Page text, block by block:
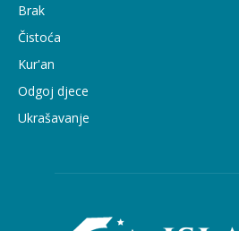
Brak
Čistoća
Kur'an
Odgoj djece
Ukrašavanje